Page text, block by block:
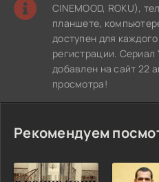
CINEMOOD, ROKU),
планшете,
доступен для
регистрации. Сериал
добавлен на сайт 22
просмотра!
Рекомендуем